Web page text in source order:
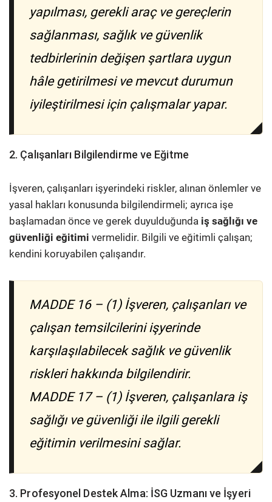
yapılması, gerekli araç ve gereçlerin
sağlanması, sağlık ve güvenlik
tedbirlerinin değişen şartlara uygun
hâle getirilmesi ve mevcut durumun
iyileştirilmesi için çalışmalar yapar.
2. Çalışanları Bilgilendirme ve Eğitme
İşveren, çalışanları işyerindeki riskler, alınan önlemler ve
yasal hakları konusunda bilgilendirmeli; ayrıca işe
başlamadan önce ve gerek duyulduğunda iş sağlığı ve
güvenliği eğitimi vermelidir. Bilgili ve eğitimli çalışan;
kendini koruyabilen çalışandır.
MADDE 16 – (1) İşveren, çalışanları ve
çalışan temsilcilerini işyerinde
karşılaşılabilecek sağlık ve güvenlik
riskleri hakkında bilgilendirir.
MADDE 17 – (1) İşveren, çalışanlara iş
sağlığı ve güvenliği ile ilgili gerekli
eğitimin verilmesini sağlar.
3. Profesyonel Destek Alma: İSG Uzmanı ve İşyeri